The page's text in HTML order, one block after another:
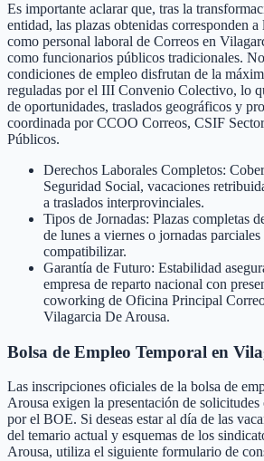
Es importante aclarar que, tras la
entidad, las plazas obtenidas corresponden
como personal laboral de Correos en
como funcionarios públicos tradicionales.
condiciones de empleo disfrutan de la
reguladas por el III Convenio Colectivo, lo
de oportunidades, traslados geográficos y
coordinada por CCOO Correos, CSIF
Públicos.
Derechos Laborales Completos:
Seguridad Social, vacaciones
a traslados interprovinciales.
Tipos de Jornadas: Plazas completas
de lunes a viernes o jornadas parciales
compatibilizar.
Garantía de Futuro: Estabilidad
empresa de reparto nacional con
coworking de Oficina Principal
Vilagarcia De Arousa.
Bolsa de Empleo Temporal en
Las inscripciones oficiales de la bolsa de
Arousa exigen la presentación de
por el BOE. Si deseas estar al día de las
del temario actual y esquemas de los
Arousa, utiliza el siguiente formulario de